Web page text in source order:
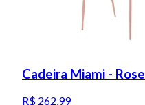
Cadeira Miami - Rose
R$ 262,99